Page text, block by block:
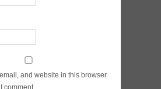
and website in this browser
comment.